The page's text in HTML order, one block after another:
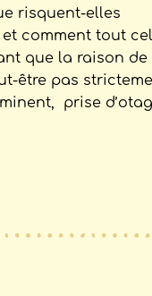
risquent-elles
comment tout
que la raison de
être pas
prise